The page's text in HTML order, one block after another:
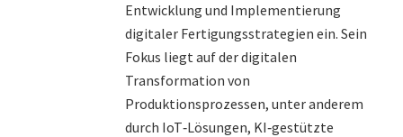
Entwicklung und Implementierung
digitaler Fertigungsstrategien ein. Sein
Fokus liegt auf der digitalen
Transformation von
Produktionsprozessen, unter anderem
durch IoT‑Lösungen, KI‑gestützte